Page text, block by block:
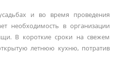
и во время проведения
необходимость в организации
В короткие сроки на свежем
летнюю кухню, потратив